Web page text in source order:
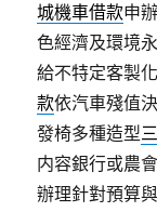
城機車借款申
色經濟及環境
給不特定客製
款依汽車殘值
發椅多種造型
内容銀行或農
辦理針對預算